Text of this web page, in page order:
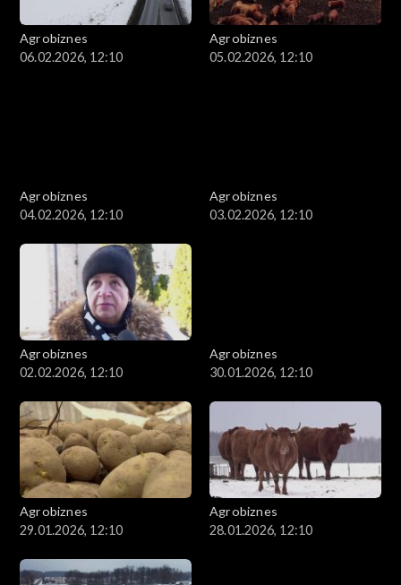
Agrobiznes
06.02.2026, 12:10
Agrobiznes
05.02.2026, 12:10
Agrobiznes
04.02.2026, 12:10
Agrobiznes
03.02.2026, 12:10
Agrobiznes
02.02.2026, 12:10
Agrobiznes
30.01.2026, 12:10
Agrobiznes
29.01.2026, 12:10
Agrobiznes
28.01.2026, 12:10